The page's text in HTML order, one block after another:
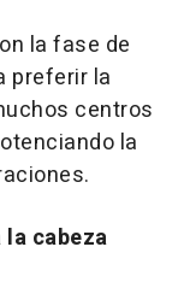
la fase de
preferir la
centros
la
cabeza